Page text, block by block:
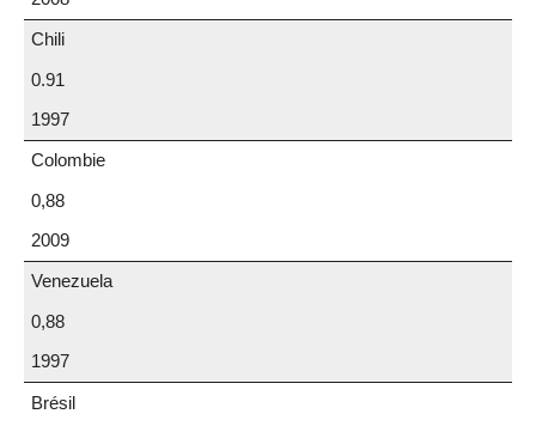
Chili
0.91
1997
Colombie
0,88
2009
Venezuela
0,88
1997
Brésil